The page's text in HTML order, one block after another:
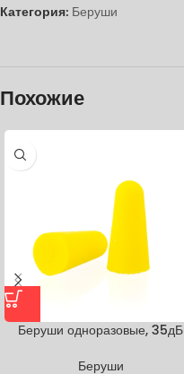
Категория: Беруши
Похожие
Беруши одноразовые, 35дБ
Беруши